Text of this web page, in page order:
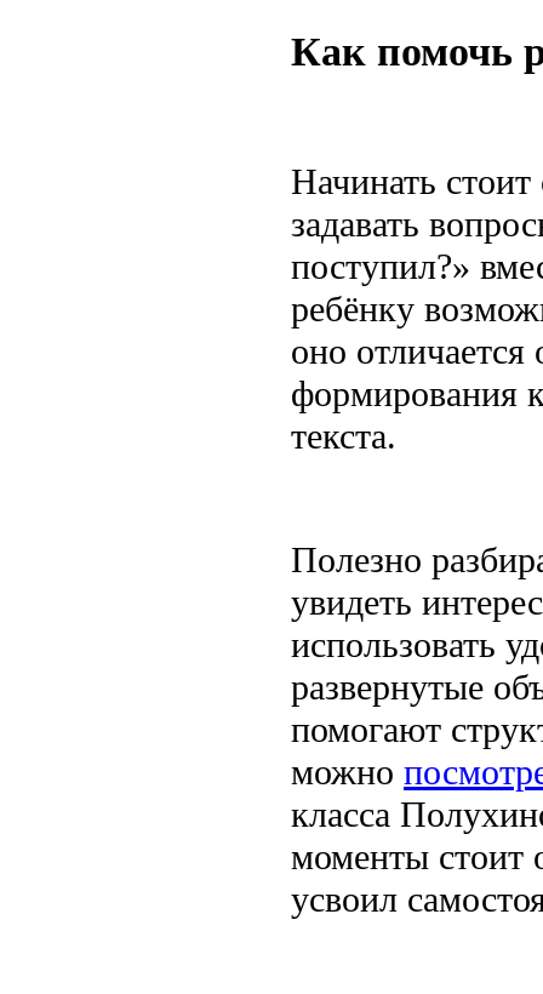
Как помочь
Начинать
задавать
поступил?»
ребёнку
оно
формирования
текста.
Полезно
увидеть
использовать
развернутые
помогают
можно
класса
моменты стоит
усвоил